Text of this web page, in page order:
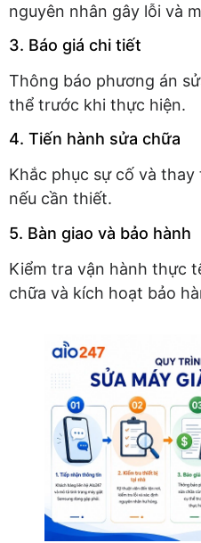
nguyên nhân gây lỗi và
3. Báo giá chi tiết
Thông báo phương án
thể trước khi thực hiện.
4. Tiến hành sửa chữa
Khắc phục sự cố và
nếu cần thiết.
5. Bàn giao và bảo hành
Kiểm tra vận hành thực
chữa và kích hoạt bảo